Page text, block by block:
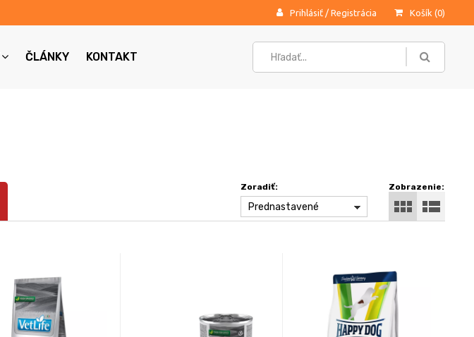
Prihlásiť / Registrácia Košík (0)
ČLÁNKY KONTAKT
Zobrazenie:
Zoradiť:
Prednastavené